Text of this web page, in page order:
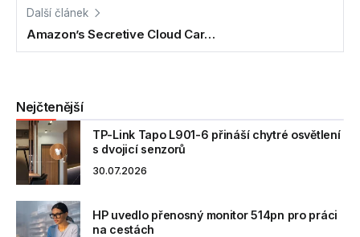
Další článek
Amazon’s Secretive Cloud Car…
Nejčtenější
TP-Link Tapo L901-6 přináší chytré osvětlení
s dvojicí senzorů
30.07.2026
HP uvedlo přenosný monitor 514pn pro práci
na cestách